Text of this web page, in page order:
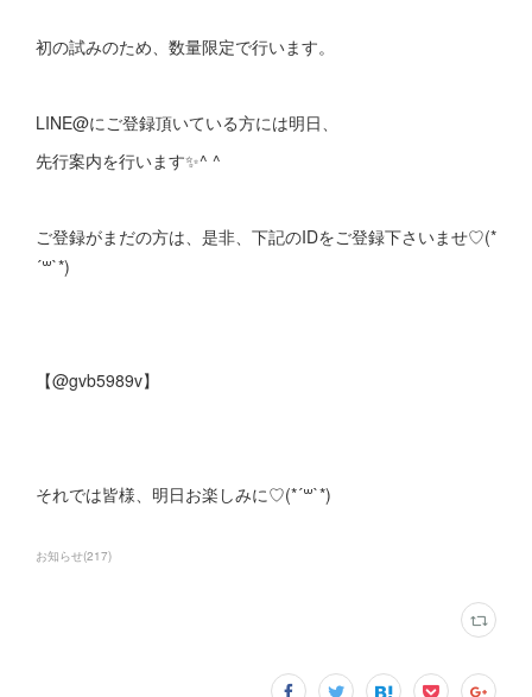
初の試みのため、数量限定で行います。
LINE@にご登録頂いている方には明日、
先行案内を行います✨^ ^
ご登録がまだの方は、是非、下記のIDをご登録下さいませ♡(*
´꒳`*)
【@gvb5989v】
それでは皆様、明日お楽しみに♡(*´꒳`*)
お知らせ(217)